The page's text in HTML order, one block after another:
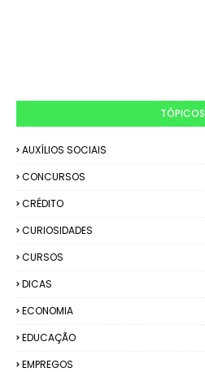
TÓPICOS
AUXÍLIOS SOCIAIS
CONCURSOS
CRÉDITO
CURIOSIDADES
CURSOS
DICAS
ECONOMIA
EDUCAÇÃO
EMPREGOS